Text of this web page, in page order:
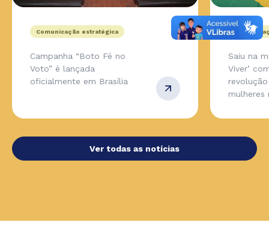
Comunicação estratégica
Campanha “Boto Fé no
Voto” é lançada
oficialmente em Brasília
Saiu na
Viver’
mulheres
Ver todas as notícias